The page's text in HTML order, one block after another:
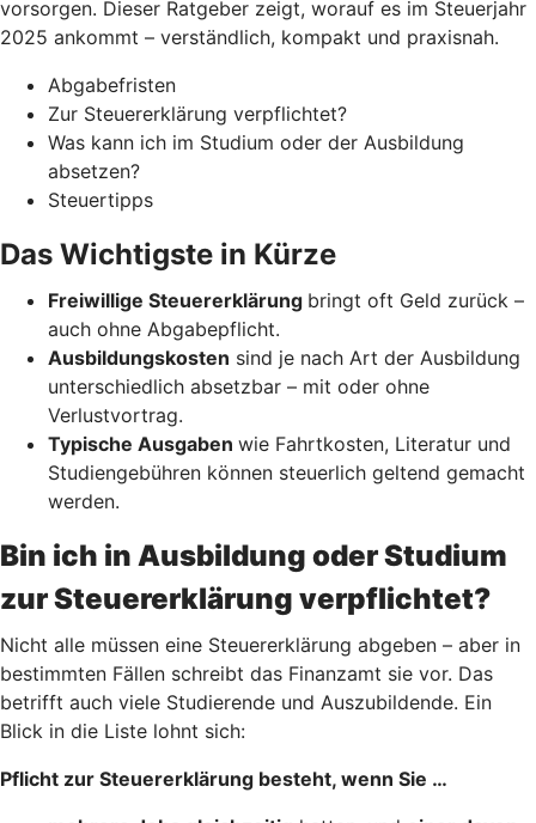
vorsorgen. Dieser Ratgeber zeigt, worauf es im Steuerjahr
2025 ankommt – verständlich, kompakt und praxisnah.
Abgabefristen
Zur Steuererklärung verpflichtet?
Was kann ich im Studium oder der Ausbildung
absetzen?
Steuertipps
Das Wichtigste in Kürze
Freiwillige Steuererklärung bringt oft Geld zurück –
auch ohne Abgabepflicht.
Ausbildungskosten sind je nach Art der Ausbildung
unterschiedlich absetzbar – mit oder ohne
Verlustvortrag.
Typische Ausgaben wie Fahrtkosten, Literatur und
Studiengebühren können steuerlich geltend gemacht
werden.
Bin ich in Ausbildung oder Studium
zur Steuererklärung verpflichtet?
Nicht alle müssen eine Steuererklärung abgeben – aber in
bestimmten Fällen schreibt das Finanzamt sie vor. Das
betrifft auch viele Studierende und Auszubildende. Ein
Blick in die Liste lohnt sich:
Pflicht zur Steuererklärung besteht, wenn Sie …